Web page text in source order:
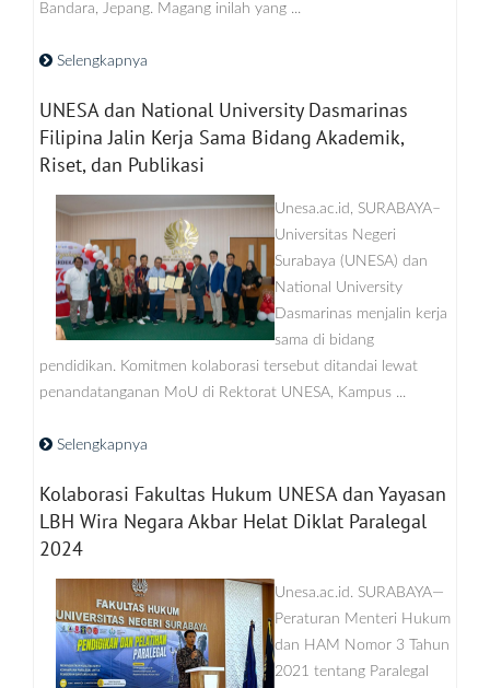
Bandara, Jepang. Magang inilah yang ...
Selengkapnya
UNESA dan National University Dasmarinas
Filipina Jalin Kerja Sama Bidang Akademik,
Riset, dan Publikasi
Unesa.ac.id, SURABAYA–
Universitas Negeri
Surabaya (UNESA) dan
National University
Dasmarinas menjalin kerja
sama di bidang
pendidikan. Komitmen kolaborasi tersebut ditandai lewat
penandatanganan MoU di Rektorat UNESA, Kampus ...
Selengkapnya
Kolaborasi Fakultas Hukum UNESA dan Yayasan
LBH Wira Negara Akbar Helat Diklat Paralegal
2024
Unesa.ac.id. SURABAYA—
Peraturan Menteri Hukum
dan HAM Nomor 3 Tahun
2021 tentang Paralegal